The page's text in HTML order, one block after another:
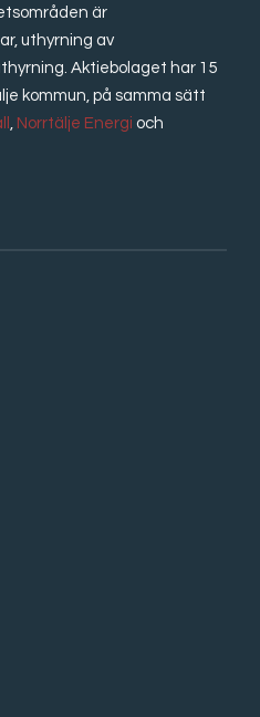
är
uthyrning av
Aktiebolaget har 15
kommun, på samma sätt
, Norrtälje Energi och